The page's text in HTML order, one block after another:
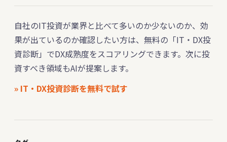
自社のIT投資が業界と比べて多いのか少ないのか、効
果が出ているのか確認したい方は、無料の「IT・DX投
資診断」でDX成熟度をスコアリングできます。次に投
資すべき領域もAIが提案します。
» IT・DX投資診断を無料で試す